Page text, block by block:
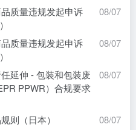
质量违规发起申诉
08/07
质量违规发起申诉
08/07
延伸 - 包装和包装废
PPWR）合规要求
08/07
则（日本） 08/07